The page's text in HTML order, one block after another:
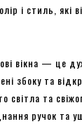
і стиль, які
вікна — це
збоку та
світла та
ручок та